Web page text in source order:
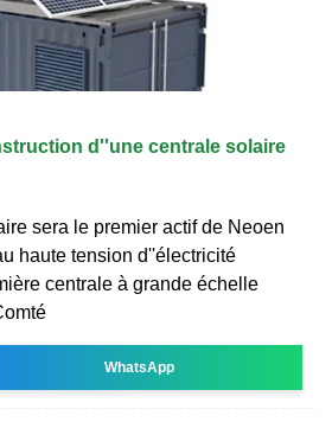
d''une centrale solaire
sera le premier actif de Neoen
haute tension d''électricité
centrale à grande échelle
WhatsApp